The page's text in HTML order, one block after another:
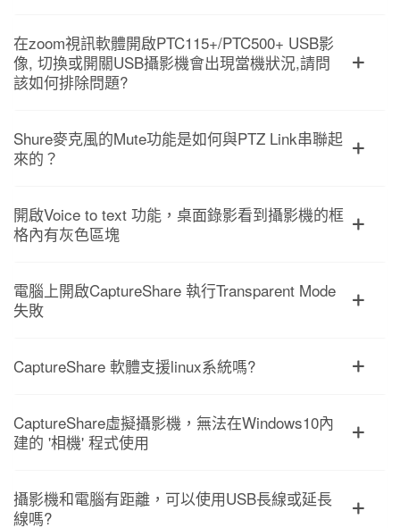
在zoom視訊軟體開啟PTC115+/PTC500+ USB影
像, 切換或開關USB攝影機會出現當機狀況,請問
該如何排除問題?
Shure麥克風的Mute功能是如何與PTZ Link串聯起
來的？
開啟Voice to text 功能，桌面錄影看到攝影機的框
格內有灰色區塊
電腦上開啟CaptureShare 執行Transparent Mode
失敗
CaptureShare 軟體支援linux系統嗎?
CaptureShare虛擬攝影機，無法在Windows10內
建的 '相機' 程式使用
攝影機和電腦有距離，可以使用USB長線或延長
線嗎?